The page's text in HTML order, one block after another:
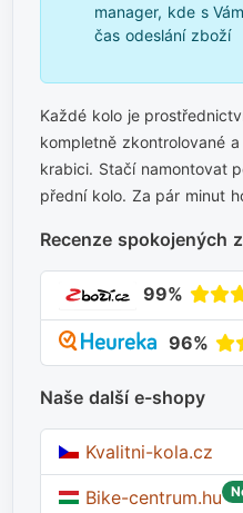
manager, kde s
čas odeslání zboží
Každé kolo je
kompletně zkontrolované
krabici. Stačí namontovat
přední kolo. Za pár minut
Recenze spokojených
99%
96%
Naše další e-shopy
Kvalitni-kola.cz
Bike-centrum.hu